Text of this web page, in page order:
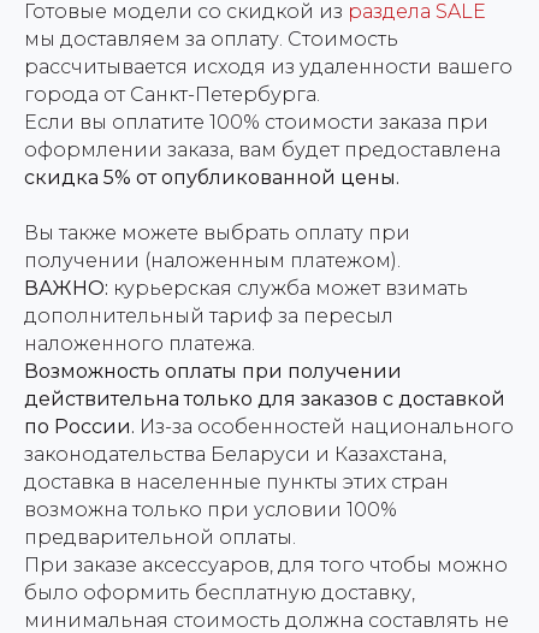
Готовые модели со скидкой из раздела SALE
мы доставляем за оплату. Стоимость
рассчитывается исходя из удаленности вашего
города от Санкт-Петербурга.
Если вы оплатите 100% стоимости заказа при
оформлении заказа, вам будет предоставлена
скидка 5% от опубликованной цены.
Вы также можете выбрать оплату при
получении (наложенным платежом).
ВАЖНО: курьерская служба может взимать
дополнительный тариф за пересыл
наложенного платежа.
Возможность оплаты при получении
действительна только для заказов с доставкой
по России. Из-за особенностей национального
законодательства Беларуси и Казахстана,
доставка в населенные пункты этих стран
возможна только при условии 100%
предварительной оплаты.
При заказе аксессуаров, для того чтобы можно
было оформить бесплатную доставку,
минимальная стоимость должна составлять не